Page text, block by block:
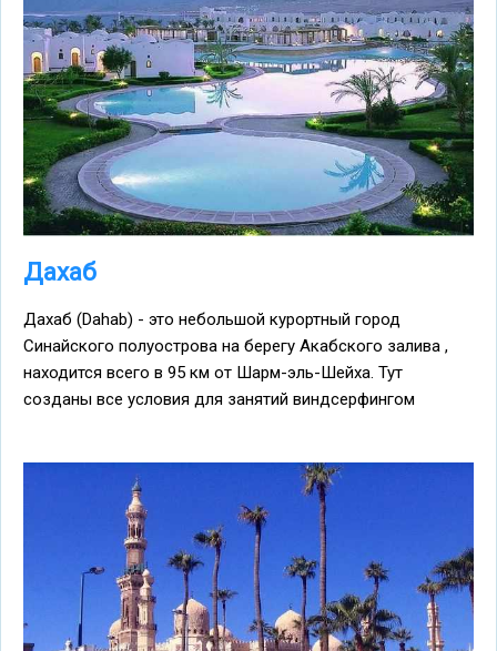
Дахаб
Дахаб (Dahab) - это небольшой курортный город
Синайского полуострова на берегу Акабского залива ,
находится всего в 95 км от Шарм-эль-Шейха. Тут
созданы все условия для занятий виндсерфингом